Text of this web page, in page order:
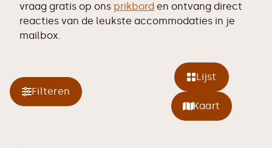
vraag gratis op ons prikbord en ontvang direct
reacties van de leukste accommodaties in je
mailbox.
Filteren
Lijst
Kaart